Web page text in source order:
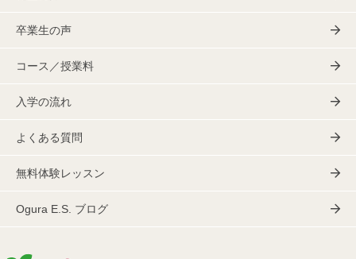
卒業生の声
コース／授業料
入学の流れ
よくある質問
無料体験レッスン
Ogura E.S. ブログ